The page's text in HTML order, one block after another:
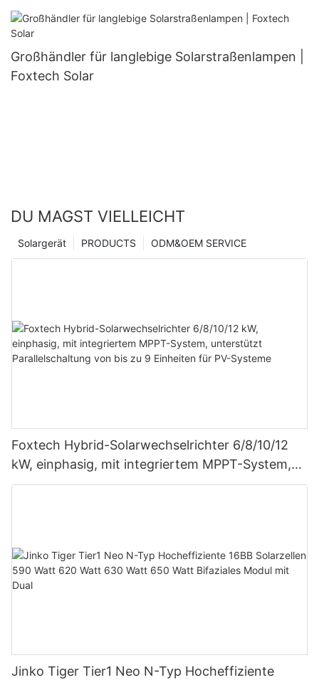
(halbgeschnitten, 132 Zellen)
Großhändler für langlebige Solarstraßenlampen |
Foxtech Solar
DU MAGST VIELLEICHT
ODM&OEM SERVICE
PRODUCTS
Solargerät
Foxtech Hybrid-Solarwechselrichter 6/8/10/12
kW, einphasig, mit integriertem MPPT-System,
unterstützt Parallelschaltung von bis zu 9
Jinko Tiger Tier1 Neo N-Typ Hocheffiziente